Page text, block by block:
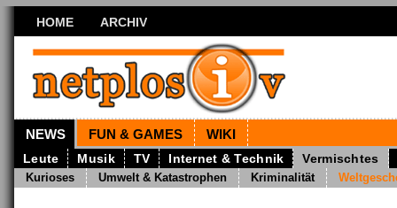
HOME ARCHIV
NEWS FUN & GAMES WIKI
Leute Musik TV Internet & Technik Vermischtes
Kurioses Umwelt & Katastrophen Kriminalität